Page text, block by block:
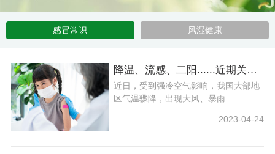
感冒常识 风湿健康
降温、流感、二阳......近期关键词有点多，做好药物储备是关键
近日，受到强冷空气影响，我国大部地
区气温骤降，出现大风、暴雨……
2023-04-24